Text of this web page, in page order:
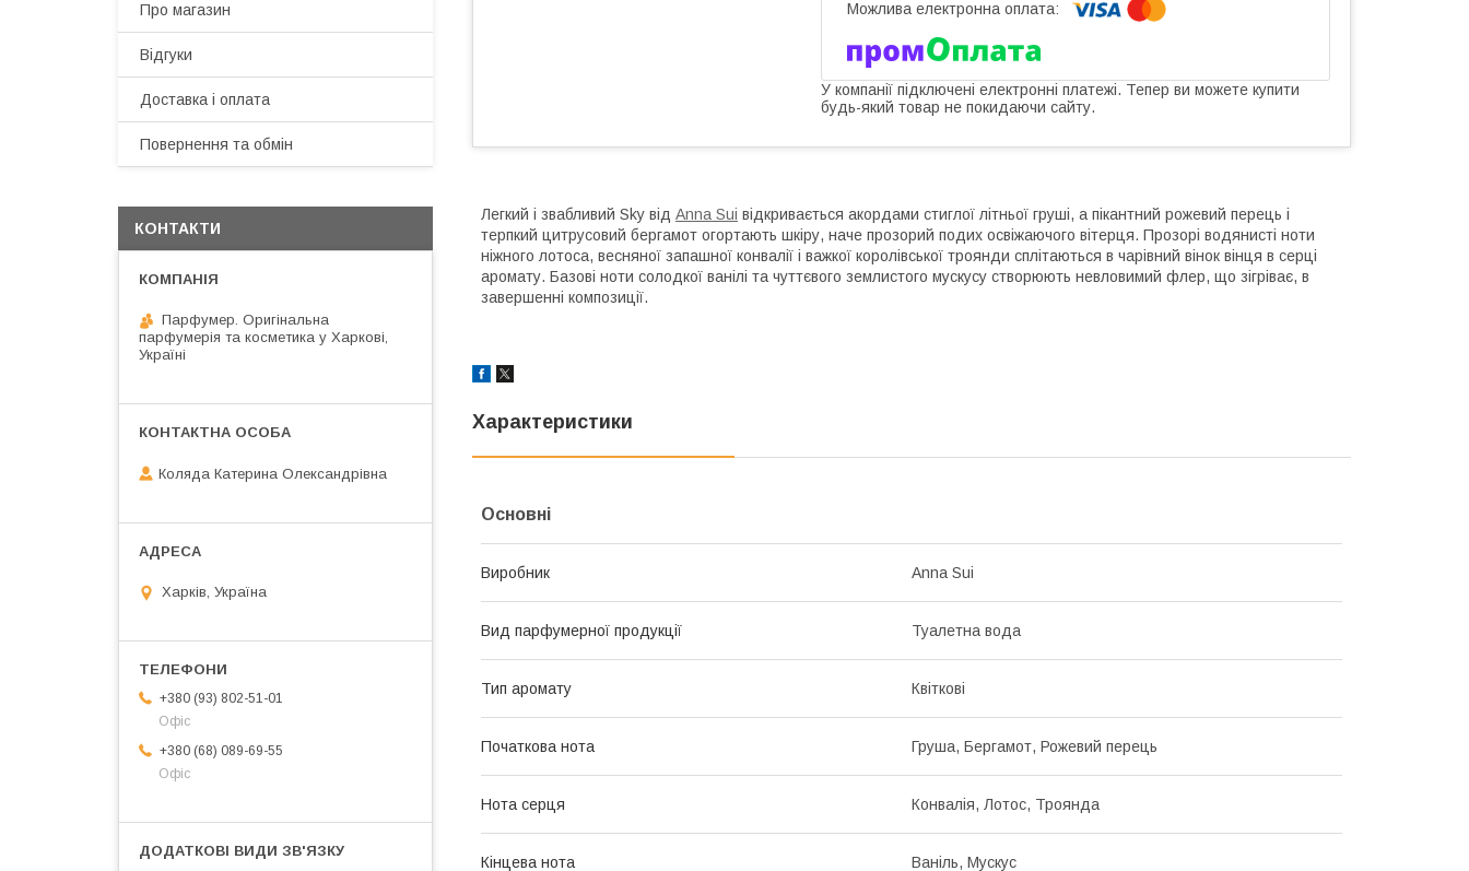
У компанії підключені електронні платежі. Тепер ви можете купити
будь-який товар не покидаючи сайту.
Легкий і звабливий Sky від Anna Sui відкривається акордами стиглої літньої груші, а пікантний рожевий перець і
терпкий цитрусовий бергамот огортають шкіру, наче прозорий подих освіжаючого вітерця. Прозорі водянисті ноти
ніжного лотоса, весняної запашної конвалії і важкої королівської троянди сплітаються в чарівний вінок вінця в серці
аромату. Базові ноти солодкої ванілі та чуттєвого землистого мускусу створюють невловимий флер, що зігріває, в
завершенні композиції.
Характеристики
Основні
Виробник Anna Sui
Вид парфумерної продукції Туалетна вода
Тип аромату Квіткові
Початкова нота Груша, Бергамот, Рожевий перець
Нота серця Конвалія, Лотос, Троянда
Кінцева нота Ваніль, Мускус
Про магазин
Відгуки
Доставка і оплата
Повернення та обмін
КОНТАКТИ
Парфумер. Оригінальна
парфумерія та косметика у Харкові,
Україні
Коляда Катерина Олександрівна
Харків, Україна
+380 (93) 802-51-01
Офіс
+380 (68) 089-69-55
Офіс